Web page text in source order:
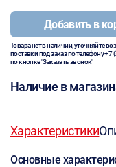
Добавить в
Товара нет в наличии, уточняйте
поставки под заказ по телефону+7
по кнопке "Заказать звонок"
Наличие в
Характеристики
Основные